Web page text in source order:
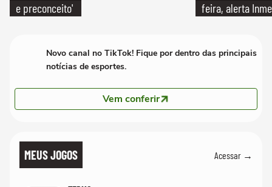
e preconceito'
feira, alerta
Novo canal no TikTok! Fique por dentro das principais
notícias de esportes.
Vem conferir
MEUS JOGOS Acessar →